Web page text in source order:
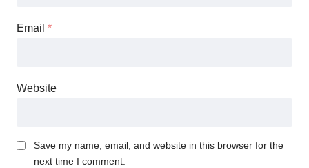
Email *
Website
Save my name, email, and website in this browser for the
next time I comment.